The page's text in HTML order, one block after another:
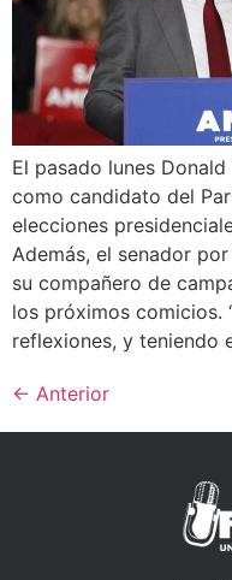
El pasado lunes
como candidato del
elecciones
Además, el senador
su compañero de
los próximos comicios.
reflexiones, y teniendo
← Anterior